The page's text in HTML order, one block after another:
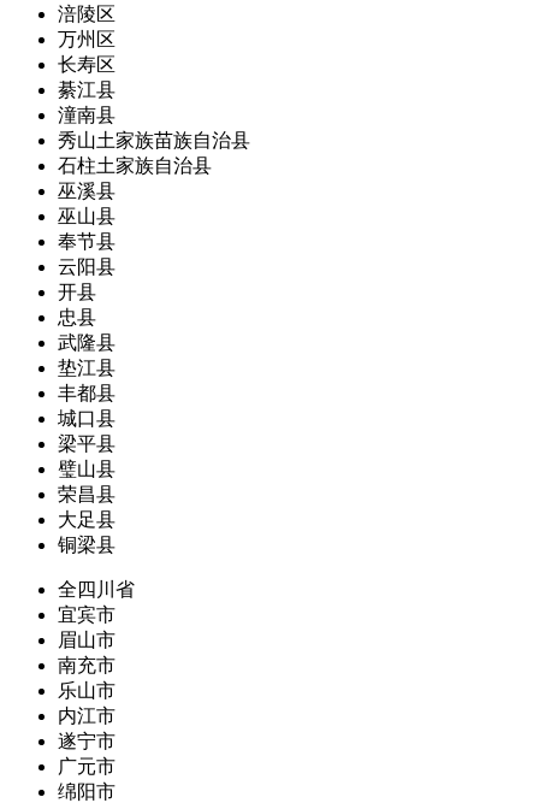
涪陵区
万州区
长寿区
綦江县
潼南县
秀山土家族苗族自治县
石柱土家族自治县
巫溪县
巫山县
奉节县
云阳县
开县
忠县
武隆县
垫江县
丰都县
城口县
梁平县
璧山县
荣昌县
大足县
铜梁县
全四川省
宜宾市
眉山市
南充市
乐山市
内江市
遂宁市
广元市
绵阳市